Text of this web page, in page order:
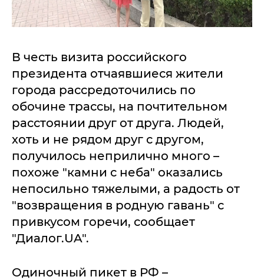
В честь визита российского
президента отчаявшиеся жители
города рассредоточились по
обочине трассы, на почтительном
расстоянии друг от друга. Людей,
хоть и не рядом друг с другом,
получилось неприлично много –
похоже "камни с неба" оказались
непосильно тяжелыми, а радость от
"возвращения в родную гавань" с
привкусом горечи, сообщает
"Диалог.UA".
Одиночный пикет в РФ –